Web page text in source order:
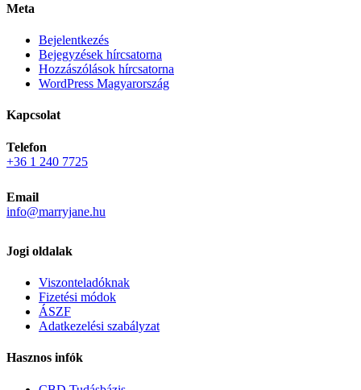
Meta
Bejelentkezés
Bejegyzések hírcsatorna
Hozzászólások hírcsatorna
WordPress Magyarország
Kapcsolat
Telefon
+36 1 240 7725
Email
info@marryjane.hu
Jogi oldalak
Viszonteladóknak
Fizetési módok
ÁSZF
Adatkezelési szabályzat
Hasznos infók